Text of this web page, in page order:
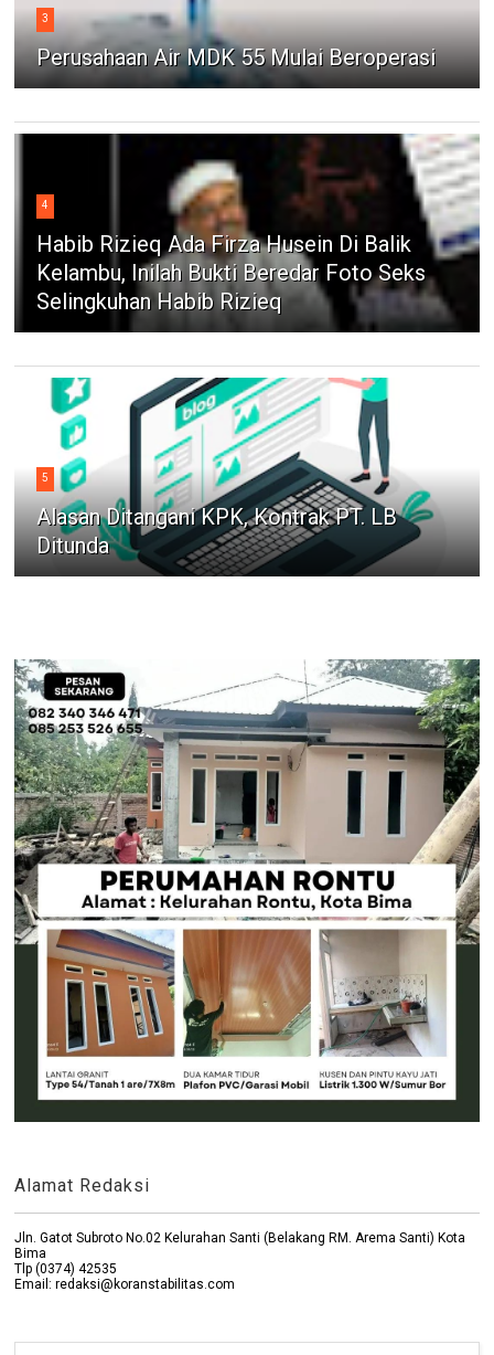
3
Perusahaan Air MDK 55 Mulai Beroperasi
4
Habib Rizieq Ada Firza Husein Di Balik
Kelambu, Inilah Bukti Beredar Foto Seks
Selingkuhan Habib Rizieq
5
Alasan Ditangani KPK, Kontrak PT. LB
Ditunda
Alamat Redaksi
Jln. Gatot Subroto No.02 Kelurahan Santi (Belakang RM. Arema Santi) Kota
Bima
Tlp (0374) 42535
Email: redaksi@koranstabilitas.com